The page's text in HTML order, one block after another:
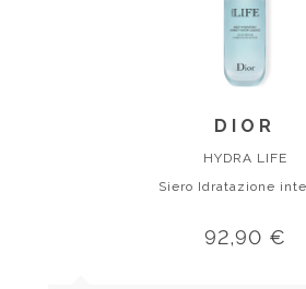
DIOR
HYDRA LIFE
Siero Idratazione
92,90 €